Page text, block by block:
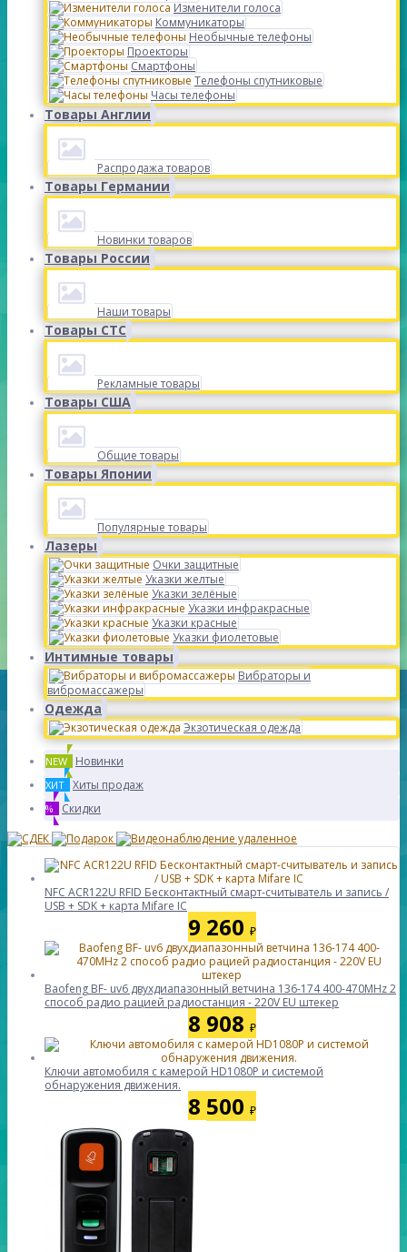
Изменители голоса
Коммуникаторы
Необычные телефоны
Проекторы
Смартфоны
Телефоны спутниковые
Часы телефоны
Товары Англии
Распродажа товаров
Товары Германии
Новинки товаров
Товары России
Наши товары
Товары СТС
Рекламные товары
Товары США
Общие товары
Товары Японии
Популярные товары
Лазеры
Очки защитные
Указки желтые
Указки зелёные
Указки инфракрасные
Указки красные
Указки фиолетовые
Интимные товары
Вибраторы и
вибромассажеры
Одежда
Экзотическая одежда
NEW Новинки
ХИТ Хиты продаж
% Скидки
NFC ACR122U RFID Бесконтактный смарт-считыватель и запись /
USB + SDK + карта Mifare IC
9 260 ₽
Baofeng BF- uv6 двухдиапазонный ветчина 136-174 400-470MHz 2
способ радио рацией радиостанция - 220V EU штекер
8 908 ₽
Ключи автомобиля с камерой HD1080P и системой
обнаружения движения.
8 500 ₽